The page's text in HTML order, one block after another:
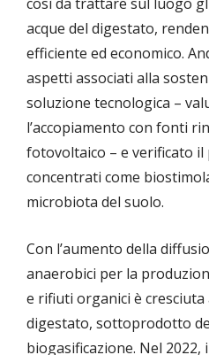
acque del digestato,
efficiente ed economico.
aspetti associati alla
soluzione tecnologica –
l’accopiamento con fonti
fotovoltaico – e verificato il
concentrati come
microbiota del suolo.
Con l’aumento della
anaerobici per la
e rifiuti organici è
digestato, sottoprodotto
biogasificazione. Nel